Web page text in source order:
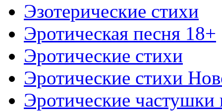
Эзотерические стихи
Эротическая песня 18+
Эротические стихи
Эротические стихи
Эротические